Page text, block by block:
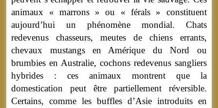
animaux « marrons » ou « férals » constituent
aujourd’hui un phénomène mondial. Chats
redevenus chasseurs, meutes de chiens errants,
chevaux mustangs en Amérique du Nord ou
brumbies en Australie, cochons redevenus sangliers
hybrides : ces animaux montrent que la
domestication peut être partiellement réversible.
Certains, comme les buffles d’Asie introduits en